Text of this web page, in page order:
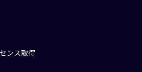
ンス取得